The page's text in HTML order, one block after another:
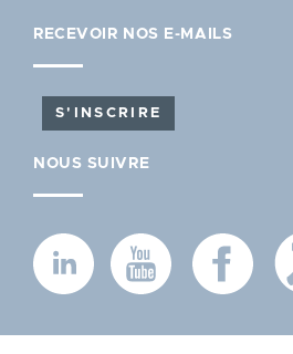
RECEVOIR NOS E-MAILS
S'INSCRIRE
NOUS SUIVRE